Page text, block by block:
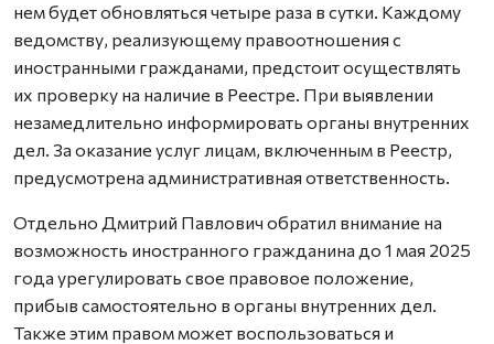
нем будет обновляться четыре раза в сутки. Каждому
ведомству, реализующему правоотношения с
иностранными гражданами, предстоит осуществлять
их проверку на наличие в Реестре. При выявлении
незамедлительно информировать органы внутренних
дел. За оказание услуг лицам, включенным в Реестр,
предусмотрена административная ответственность.
Отдельно Дмитрий Павлович обратил внимание на
возможность иностранного гражданина до 1 мая 2025
года урегулировать свое правовое положение,
прибыв самостоятельно в органы внутренних дел.
Также этим правом может воспользоваться и